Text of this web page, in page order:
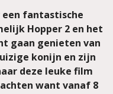
fantastische
Hopper 2 en het
gaan genieten van
konijn en zijn
deze leuke film
want vanaf 8